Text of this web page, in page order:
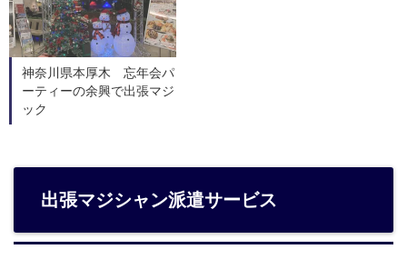
神奈川県本厚木 忘年会パ
ーティーの余興で出張マジ
ック
出張マジシャン派遣サービス